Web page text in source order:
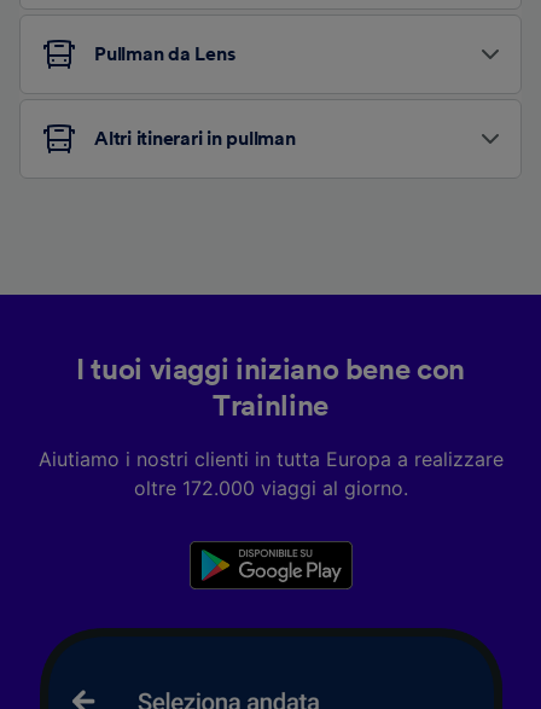
Pullman da Lens
Altri itinerari in pullman
I tuoi viaggi iniziano bene con
Trainline
Aiutiamo i nostri clienti in tutta Europa a realizzare
oltre 172.000 viaggi al giorno.